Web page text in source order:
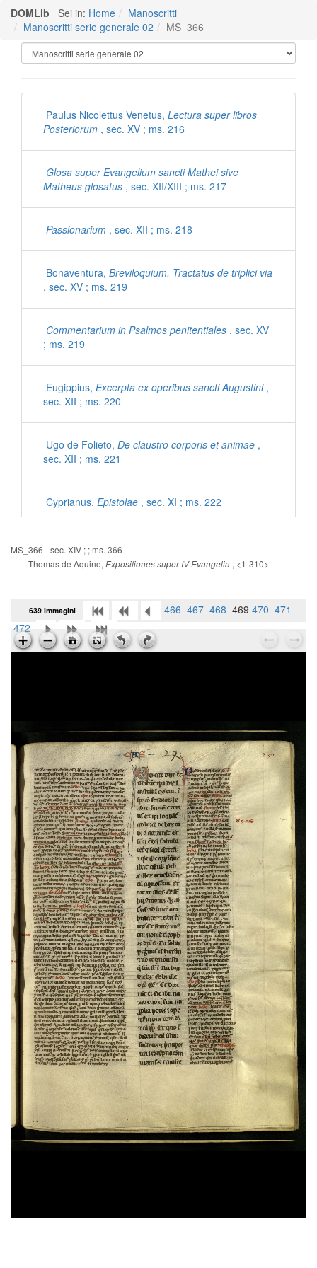
DOMLib Sei in: Home
Manoscritti
Manoscritti serie generale 02
MS_366
Manoscritti Polironiani
Paulus Nicolettus Venetus, Lectura super libros
Posteriorum , sec. XV ; ms. 216
Glosa super Evangelium sancti Mathei sive
Matheus glosatus , sec. XII/XIII ; ms. 217
Passionarium , sec. XII ; ms. 218
Bonaventura, Breviloquium. Tractatus de triplici via
, sec. XV ; ms. 219
Commentarium in Psalmos penitentiales , sec. XV
; ms. 219
Eugippius, Excerpta ex operibus sancti Augustini ,
sec. XII ; ms. 220
Ugo de Folieto, De claustro corporis et animae ,
sec. XII ; ms. 221
Cyprianus, Epistolae , sec. XI ; ms. 222
Iohannes Mediocris Neapolitanus,
XI ; ms. 222
ms. 223
ms. 225
Johannes Chrysostomus,Ad Stagirium monachum
, sec. XV ; ms. 225
Gregorius Magnus,Moralium in Job a libro XXVIII
usque ad finem, sec. XII ; ms. 226
Bernardus Claravallensis,Epistulae, sec. XV ; ms.
227
Caesarius,Homiliae, sec. XV ; ms. 227
Antoninus Florentinus,Tractatus de restitutione.
Tractatus de defectibus missae.
Excommunicationes ex Summa, sec. XV ; ms. 283
Bernardus Claraevallensis,Liber de praecepto et
dispensation, sec. XV ; ms. 286
[Escerti di testi diversi. Testi diversi riguardanti il
peccato e la confessione], sec. XV ; ms. 286
MS_366 - sec. XIV ; ; ms. 366
- Thomas de Aquino, Expositiones super IV Evangelia , <1-310>
639 Immagini 466 467 468 469 470 471
472